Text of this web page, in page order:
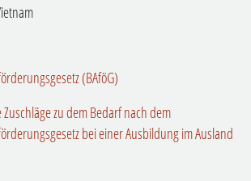
(BAföG)
zu dem Bedarf nach dem
bei einer Ausbildung im Ausland